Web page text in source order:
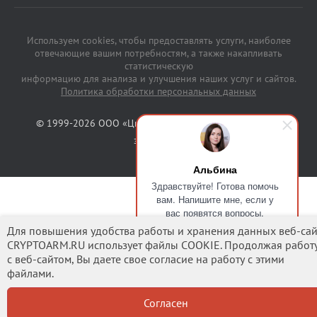
Альбина
Здравствуйте! Готова помочь
вам. Напишите мне, если у
вас появятся вопросы.
Для повышения удобства работы и хранения данных веб-
CRYPTOARM.RU использует файлы COOKIE. Продолжая
с веб-сайтом, Вы даете свое согласие на работу с этими
файлами.
Согласен
Используем cookies, чтобы предоставлять услуги, наиболее
отвечающие вашим потребностям, а также накапливать
статистическую
информацию для анализа и улучшения наших услуг и сайтов.
Политика обработки персональных данных
© 1999-2026 ООО «Цифровые технологии». Все права
защищены.